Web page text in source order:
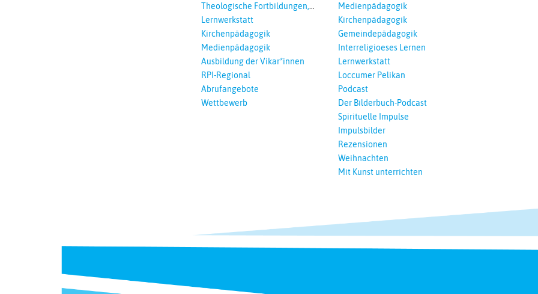
Theologische Fortbildungen,
Ökumenisches und Interreligöses
Lernwerkstatt
Kirchenpädagogik
Medienpädagogik
Ausbildung der Vikar*innen
RPI-Regional
Abrufangebote
Wettbewerb
Medienpädagogik
Kirchenpädagogik
Gemeindepädagogik
Interreligioeses Lernen
Lernwerkstatt
Loccumer Pelikan
Podcast
Der Bilderbuch-Podcast
Spirituelle Impulse
Impulsbilder
Rezensionen
Weihnachten
Mit Kunst unterrichten